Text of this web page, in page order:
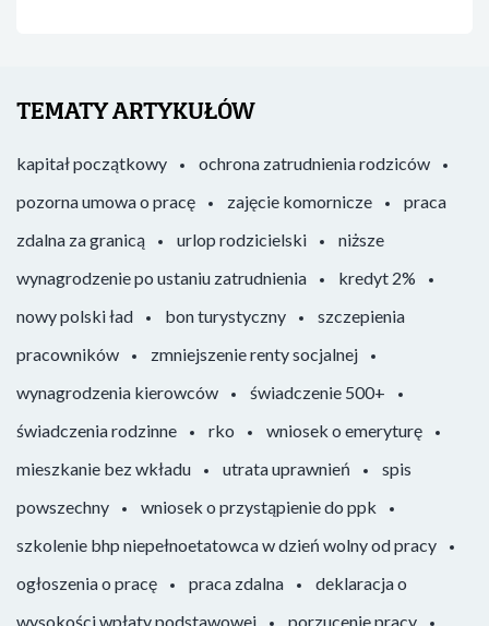
TEMATY ARTYKUŁÓW
kapitał początkowy
ochrona zatrudnienia rodziców
pozorna umowa o pracę
zajęcie komornicze
praca
zdalna za granicą
urlop rodzicielski
niższe
wynagrodzenie po ustaniu zatrudnienia
kredyt 2%
nowy polski ład
bon turystyczny
szczepienia
pracowników
zmniejszenie renty socjalnej
wynagrodzenia kierowców
świadczenie 500+
świadczenia rodzinne
rko
wniosek o emeryturę
mieszkanie bez wkładu
utrata uprawnień
spis
powszechny
wniosek o przystąpienie do ppk
szkolenie bhp niepełnoetatowca w dzień wolny od pracy
ogłoszenia o pracę
praca zdalna
deklaracja o
wysokości wpłaty podstawowej
porzucenie pracy